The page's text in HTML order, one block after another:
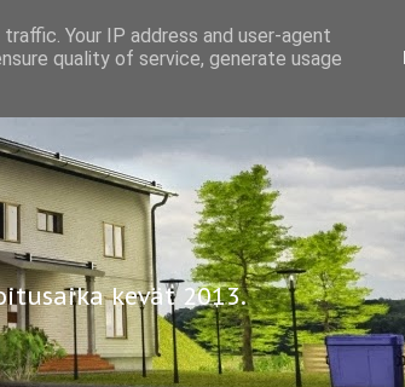
kevät 2013.
Your IP address and user-agent
quality of service, generate usage